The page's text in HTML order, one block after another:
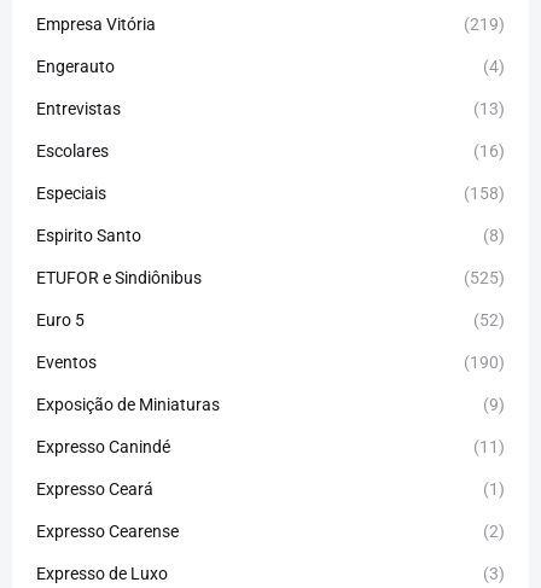
Empresa Vitória (219)
Engerauto (4)
Entrevistas (13)
Escolares (16)
Especiais (158)
Espirito Santo (8)
ETUFOR e Sindiônibus (525)
Euro 5 (52)
Eventos (190)
Exposição de Miniaturas (9)
Expresso Canindé (11)
Expresso Ceará (1)
Expresso Cearense (2)
Expresso de Luxo (3)